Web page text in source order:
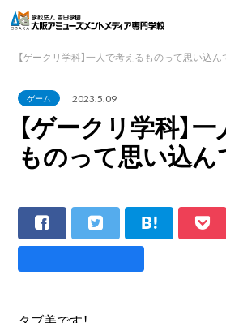
【ゲークリ学科】一人で考えるものって思い込
ゲーム 2023.5.09
【ゲークリ学科】
ものって思い込ん